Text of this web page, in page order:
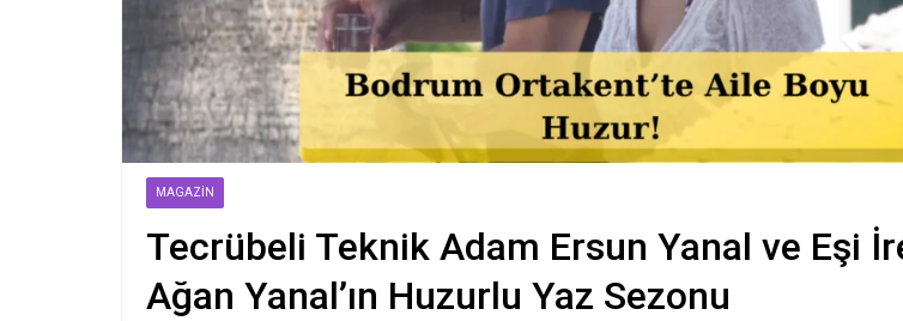
MAGAZIN
Tecrübeli Teknik Adam Ersun Yanal ve Eşi
Ağan Yanal’ın Huzurlu Yaz Sezonu